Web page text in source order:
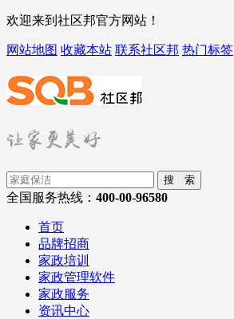
欢迎来到社区邦官方网站！
网站地图 收藏本站 联系社区邦 热门标签
搜 索
全国服务热线： 400-00-96580
首页
品牌招商
家政培训
家政管理软件
家政服务
资讯中心